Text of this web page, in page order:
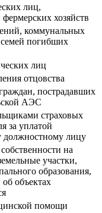
лиц,
хозяйств
коммунальных
семей погибших
лиц
отцовства
пострадавших
АЭС
страховых
за уплатой
должностному лицу
на
участки,
образования,
объектах
помощи